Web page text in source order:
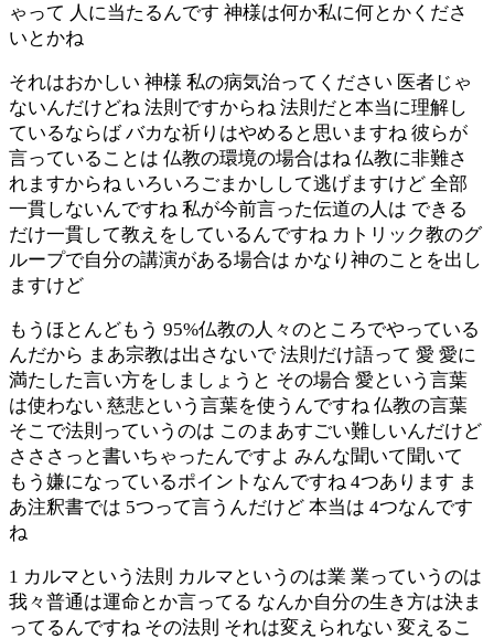
ゃって 人に当たるんです 神様は何か私に何とかくださ
いとかね
それはおかしい 神様 私の病気治ってください 医者じゃ
ないんだけどね 法則ですからね 法則だと本当に理解し
ているならば バカな祈りはやめると思いますね 彼らが
言っていることは 仏教の環境の場合はね 仏教に非難さ
れますからね いろいろごまかしして逃げますけど 全部
一貫しないんですね 私が今前言った伝道の人は できる
だけ一貫して教えをしているんですね カトリック教のグ
ループで自分の講演がある場合は かなり神のことを出し
ますけど
もうほとんどもう 95%仏教の人々のところでやっている
んだから まあ宗教は出さないで 法則だけ語って 愛 愛に
満たした言い方をしましょうと その場合 愛という言葉
は使わない 慈悲という言葉を使うんですね 仏教の言葉
そこで法則っていうのは このまあすごい難しいんだけど
さささっと書いちゃったんですよ みんな聞いて聞いて
もう嫌になっているポイントなんですね 4つあります ま
あ注釈書では 5つって言うんだけど 本当は 4つなんです
ね
1 カルマという法則 カルマというのは業 業っていうのは
我々普通は運命とか言ってる なんか自分の生き方は決ま
ってるんですね その法則 それは変えられない 変えるこ